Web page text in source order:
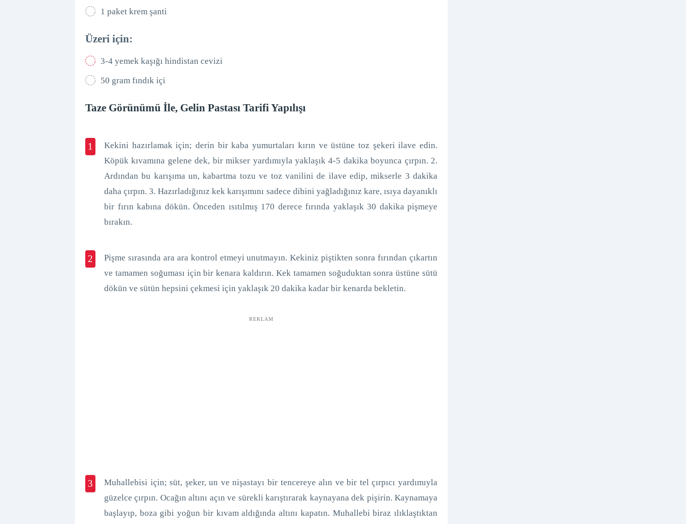
1 paket krem şanti
Üzeri için:
3-4 yemek kaşığı hindistan cevizi
50 gram fındık içi
Taze Görünümü İle, Gelin Pastası Tarifi Yapılışı
1
Kekini hazırlamak için; derin bir kaba yumurtaları kırın ve üstüne toz şekeri ilave edin.
Köpük kıvamına gelene dek, bir mikser yardımıyla yaklaşık 4-5 dakika boyunca çırpın. 2.
Ardından bu karışıma un, kabartma tozu ve toz vanilini de ilave edip, mikserle 3 dakika
daha çırpın. 3. Hazırladığınız kek karışımını sadece dibini yağladığınız kare, ısıya dayanıklı
bir fırın kabına dökün. Önceden ısıtılmış 170 derece fırında yaklaşık 30 dakika pişmeye
bırakın.
2
Pişme sırasında ara ara kontrol etmeyi unutmayın. Kekiniz piştikten sonra fırından çıkartın
ve tamamen soğuması için bir kenara kaldırın. Kek tamamen soğuduktan sonra üstüne sütü
dökün ve sütün hepsini çekmesi için yaklaşık 20 dakika kadar bir kenarda bekletin.
REKLAM
3
Muhallebisi için; süt, şeker, un ve nişastayı bir tencereye alın ve bir tel çırpıcı yardımıyla
güzelce çırpın. Ocağın altını açın ve sürekli karıştırarak kaynayana dek pişirin. Kaynamaya
başlayıp, boza gibi yoğun bir kıvam aldığında altını kapatın. Muhallebi biraz ılıklaştıktan